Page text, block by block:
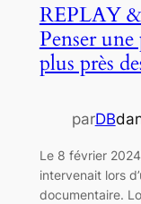
REPLAY &
Penser
plus près
parDB
Le 8 février
intervenait lors
documentaire.